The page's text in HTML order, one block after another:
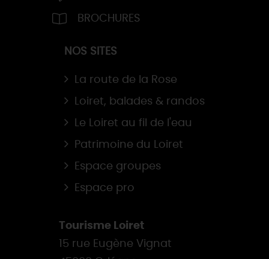
BROCHURES
NOS SITES
La route de la Rose
Loiret, balades & randos
Le Loiret au fil de l'eau
Patrimoine du Loiret
Espace groupes
Espace pro
Tourisme Loiret
15 rue Eugène Vignat